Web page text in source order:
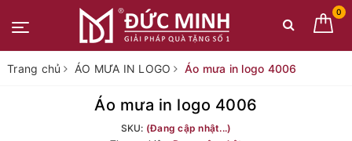
0
Trang chủ ÁO MƯA IN LOGO Áo mưa in logo 4006
Áo mưa in logo 4006
SKU: (Đang cập nhật...)